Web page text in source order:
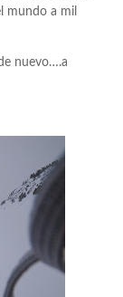
mundo a mil
nuevo….a